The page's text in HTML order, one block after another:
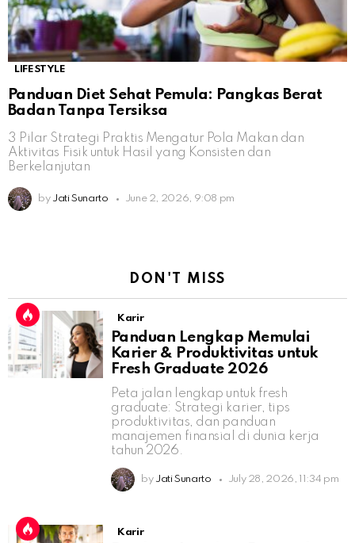
LIFESTYLE
Panduan Diet Sehat Pemula: Pangkas Berat
Badan Tanpa Tersiksa
3 Pilar Strategi Praktis Mengatur Pola Makan dan
Aktivitas Fisik untuk Hasil yang Konsisten dan
Berkelanjutan
by Jati Sunarto June 2, 2026, 9:08 pm
DON'T MISS
Karir
Panduan Lengkap Memulai
Karier & Produktivitas untuk
Fresh Graduate 2026
Peta jalan lengkap untuk fresh
graduate: Strategi karier, tips
produktivitas, dan panduan
manajemen finansial di dunia kerja
tahun 2026.
by Jati Sunarto July 28, 2026, 11:34 pm
Karir